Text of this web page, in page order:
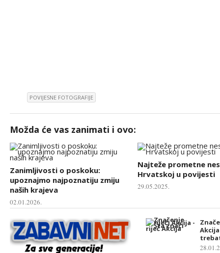
POVIJESNE FOTOGRAFIJE
Možda će vas zanimati i ovo:
Zanimljivosti o poskoku:
upoznajmo najpoznatiju zmiju
naših krajeva
02.01.2026.
Najteže prometne
Hrvatskoj u povijesti
29.05.2025.